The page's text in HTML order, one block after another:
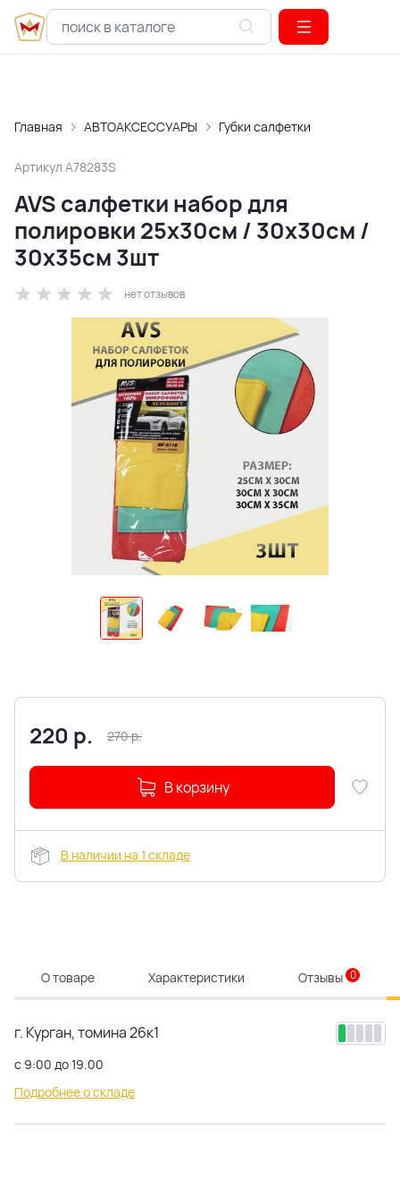
Главная АВТОАКСЕССУАРЫ Губки салфетки
Артикул A78283S
AVS салфетки набор для
полировки 25х30см / 30х30см /
30х35см 3шт
нет отзывов
220 р. 270р.
В корзину
В наличии на 1 складе
О товаре Характеристики Отзывы 0
г. Курган, томина 26к1
с 9:00 до 19.00
Подробнее о складе